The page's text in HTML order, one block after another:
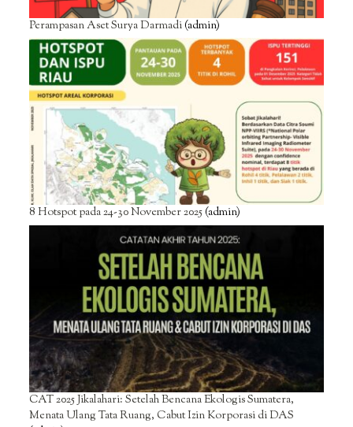
Perampasan Aset Surya Darmadi(admin)
8 Hotspot pada 24-30 November 2025(admin)
CAT 2025 Jikalahari: Setelah Bencana Ekologis Sumatera,
Menata Ulang Tata Ruang, Cabut Izin Korporasi di DAS